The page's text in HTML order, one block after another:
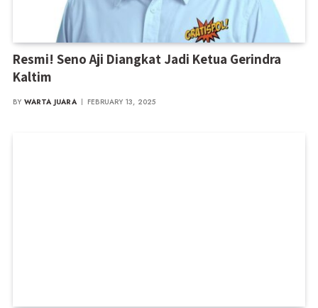
Resmi! Seno Aji Diangkat Jadi Ketua Gerindra
Kaltim
BY WARTA JUARA FEBRUARY 13, 2025